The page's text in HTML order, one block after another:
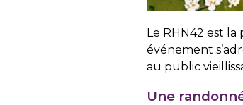
Le RHN42 est
événement
au public
Une